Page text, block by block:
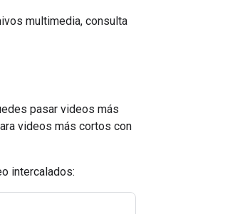
multimedia, consulta
pasar videos más
videos más cortos con
intercalados: